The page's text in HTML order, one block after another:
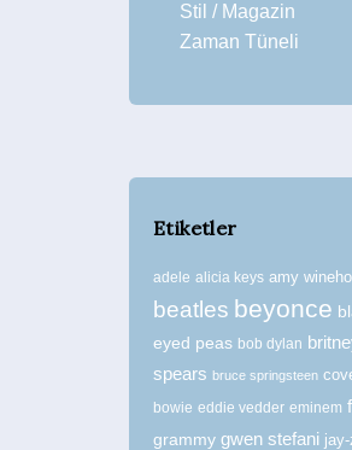
Stil / Magazin
Zaman Tüneli
Etiketler
adele alicia keys amy
beatles beyonce
eyed peas bob dylan
spears bruce springsteen
bowie eddie vedder eminem
grammy gwen stefani jay-